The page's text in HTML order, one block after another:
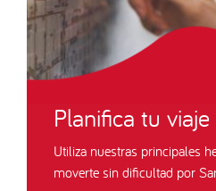
Planifica tu viaje
Utiliza nuestras principales
moverte sin dificultad por